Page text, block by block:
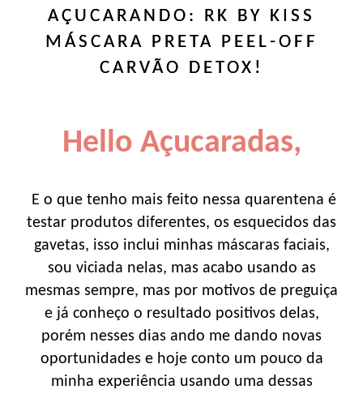
AÇUCARANDO: RK BY KISS
MÁSCARA PRETA PEEL-OFF
CARVÃO DETOX!
Hello Açucaradas,
E o que tenho mais feito nessa quarentena é
testar produtos diferentes, os esquecidos das
gavetas, isso inclui minhas máscaras faciais,
sou viciada nelas, mas acabo usando as
mesmas sempre, mas por motivos de preguiça
e já conheço o resultado positivos delas,
porém nesses dias ando me dando novas
oportunidades e hoje conto um pouco da
minha experiência usando uma dessas